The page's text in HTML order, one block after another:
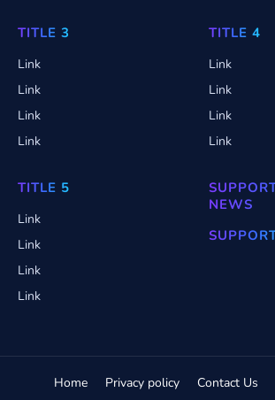
TITLE 3
Link
Link
Link
Link
TITLE 4
Link
Link
Link
Link
TITLE 5
Link
Link
Link
Link
NEWS
Home Privacy policy Contact Us